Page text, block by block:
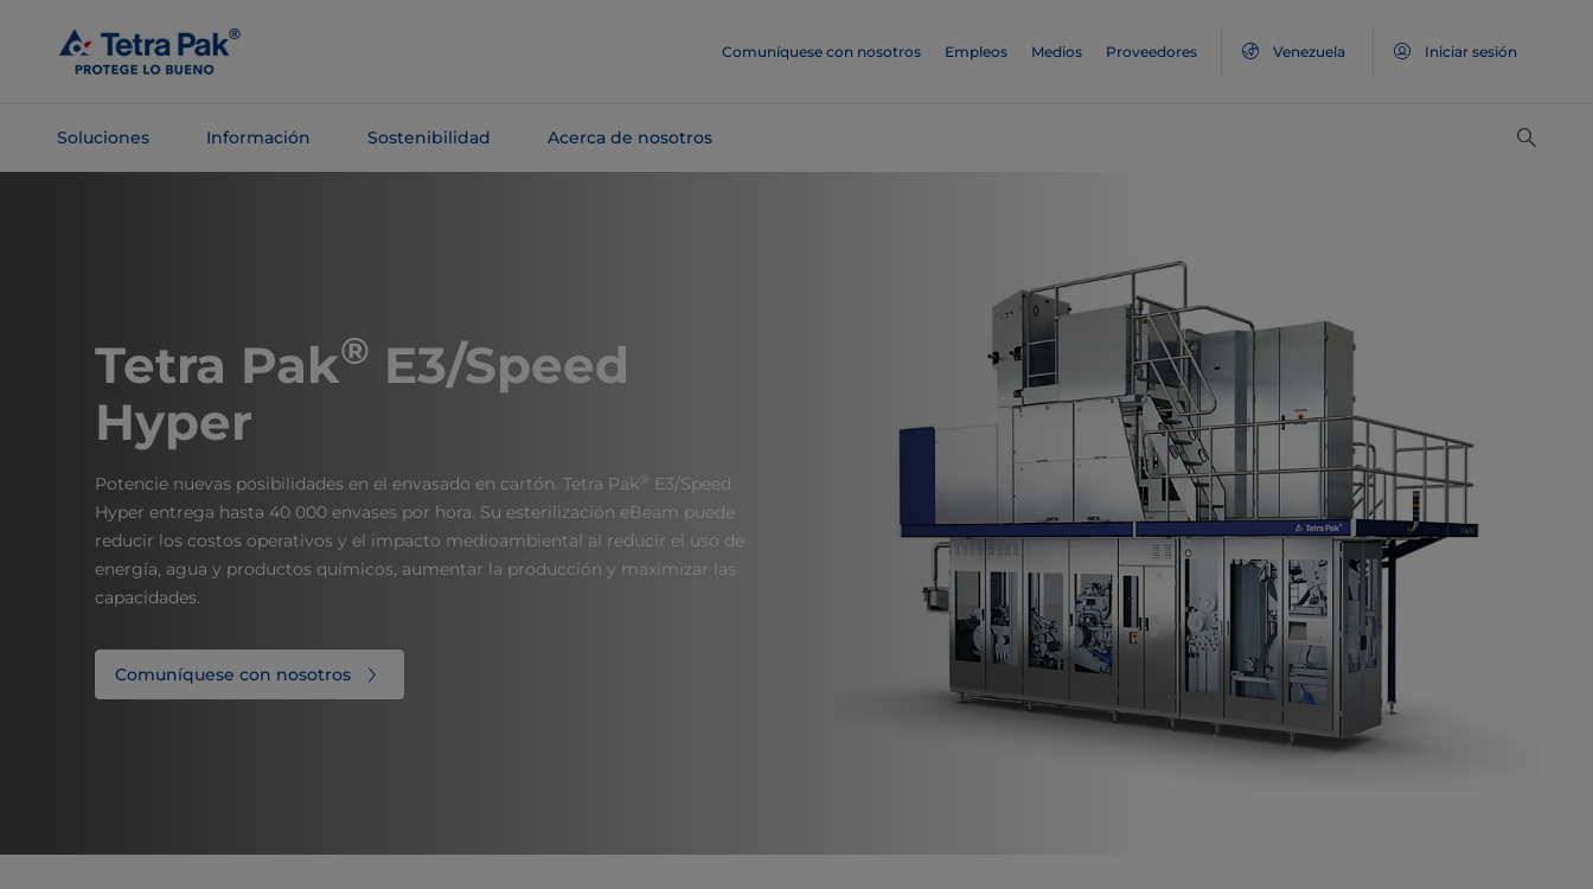
contenido
principal
Comuníquese con nosotros Empleos Medios Proveedores Venezuela Iniciar sesión
Soluciones Información Sostenibilidad Acerca de nosotros
Tetra Pak® E3/Speed
Hyper
Potencie nuevas posibilidades en el envasado en cartón. Tetra Pak ®
E3/Speed
Hyper entrega hasta 40 000 envases por hora. Su esterilización eBeam puede
reducir los costos operativos y el impacto medioambiental al reducir el uso de
energía, agua y productos químicos, aumentar la producción y maximizar las
capacidades.
Comuníquese con nosotros